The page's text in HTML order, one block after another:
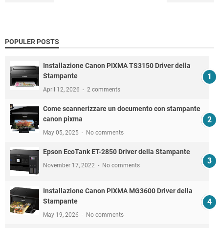
POPULER POSTS
Installazione Canon PIXMA TS3150 Driver della
Stampante
April 12, 2026 2 comments
Come scannerizzare un documento con stampante
canon pixma
May 05, 2025 No comments
Epson EcoTank ET-2850 Driver della Stampante
November 17, 2022 No comments
Installazione Canon PIXMA MG3600 Driver della
Stampante
May 19, 2026 No comments